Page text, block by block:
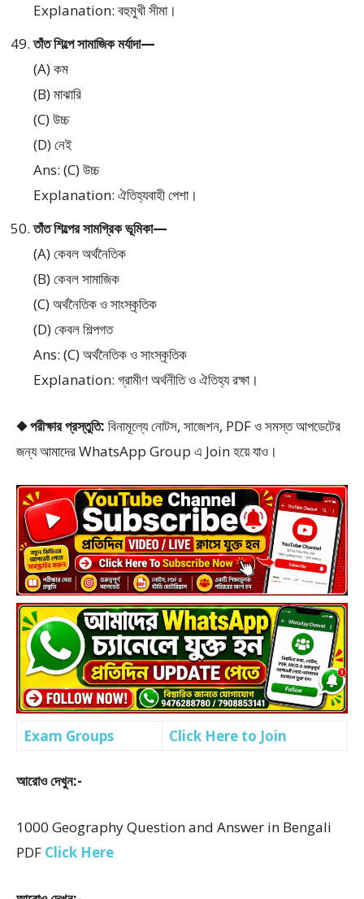
Explanation: বহুমুখী সীমা।
তাঁত শিল্পে সামাজিক মর্যাদা—
(A) কম
(B) মাঝারি
(C) উচ্চ
(D) নেই
Ans: (C) উচ্চ
Explanation: ঐতিহ্যবাহী পেশা।
তাঁত শিল্পের সামগ্রিক ভূমিকা—
(A) কেবল অর্থনৈতিক
(B) কেবল সামাজিক
(C) অর্থনৈতিক ও সাংস্কৃতিক
(D) কেবল শিল্পগত
Ans: (C) অর্থনৈতিক ও সাংস্কৃতিক
Explanation: গ্রামীণ অর্থনীতি ও ঐতিহ্য রক্ষা।
◆ পরীক্ষার প্রস্তুতি: বিনামূল্যে নোটস, সাজেশন, PDF ও সমস্ত আপডেটের
জন্য আমাদের WhatsApp Group এ Join হয়ে যাও।
Exam Groups Click Here to Join
আরোও দেখুন:-
1000 Geography Question and Answer in Bengali
PDF Click Here